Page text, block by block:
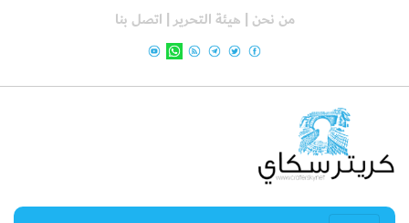
من نحن | هيئة التحرير | اتصل بنا